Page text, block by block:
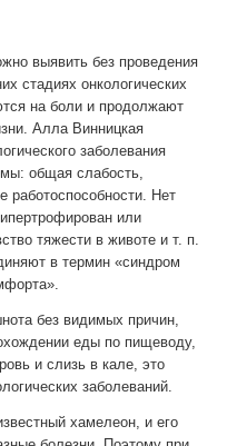
выявить без проведения
стадиях онкологических
на боли и продолжают
Алла Винницкая
заболевания
общая слабость,
работоспособности. Нет
или
тяжести в животе и т. п.
в термин «синдром
без видимых причин,
еды по пищеводу,
и слизь в кале, это
заболеваний.
хамелеон, и его